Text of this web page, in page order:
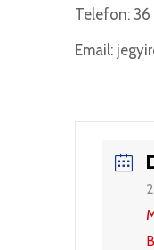
Telefon: 36
Email: